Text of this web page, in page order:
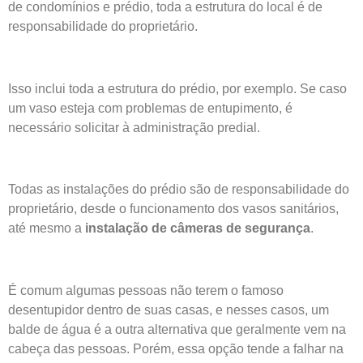
de condomínios e prédio, toda a estrutura do local é de
responsabilidade do proprietário.
Isso inclui toda a estrutura do prédio, por exemplo. Se caso
um vaso esteja com problemas de entupimento, é
necessário solicitar à administração predial.
Todas as instalações do prédio são de responsabilidade do
proprietário, desde o funcionamento dos vasos sanitários,
até mesmo a instalação de câmeras de segurança.
É comum algumas pessoas não terem o famoso
desentupidor dentro de suas casas, e nesses casos, um
balde de água é a outra alternativa que geralmente vem na
cabeça das pessoas. Porém, essa opção tende a falhar na